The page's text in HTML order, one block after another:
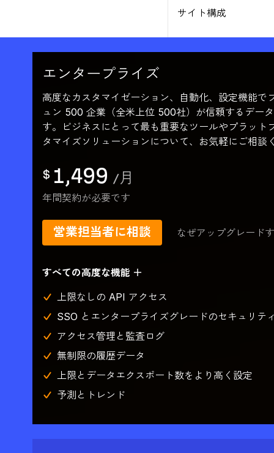
サイト構成
エンタープライズ
高度なカスタマイゼーション、自動化、設定機能
ュン 500 企業（全米上位 500社）が信頼するデー
す。ビジネスにとって最も重要なツールやプラッ
タマイズソリューションについて、お気軽にご相談
$ 1,499 /月
年間契約が必要です
営業担当者に相談 なぜアップグレード
すべての高度な機能 ＋
上限なしの API アクセス
SSO とエンタープライズグレードのセキュリテ
アクセス管理と監査ログ
無制限の履歴データ
上限とデータエクスポート数をより高く設定
予測とトレンド